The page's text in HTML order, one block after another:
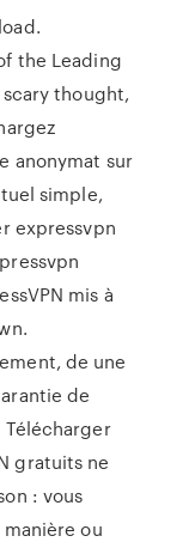
the Leading
thought,
anonymat sur
simple,
expressvpn
mis à
de une
de
Télécharger
gratuits ne
: vous
ou